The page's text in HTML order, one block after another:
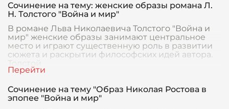
Сочинение на тему: женские образы романа Л.
Н. Толстого "Война и мир"
В романе Льва Николаевича Толстого "Война и
мир" женские образы занимают центральное
место и играют существенную роль в развитии
сюжета и раскрытии философских идей автора.
Толстой
Сочинение на тему "Образ Николая Ростова в
эпопее "Война и мир"